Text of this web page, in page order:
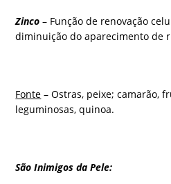
Zinco – Função de renovação
diminuição do aparecimento de
Fonte – Ostras, peixe; camarão,
leguminosas, quinoa.
SãoInimigos da Pele: